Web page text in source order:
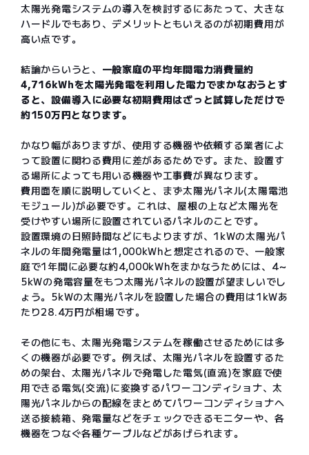
太陽光発電システムの導入を検討するにあたって、大きな
ハードルでもあり、デメリットともいえるのが初期費用が
高い点です。
結論からいうと、 一般家庭の平均年間電力消費量約
4,716kWhを太陽光発電を利用した電力でまかなおうとす
ると、設備導入に必要な初期費用はざっと試算しただけで
約150万円となります。
かなり幅がありますが、使用する機器や依頼する業者によ
って設置に関わる費用に差があるためです。また、設置す
る場所によっても用いる機器や工事費が異なります。
費用面を順に説明していくと、まず太陽光パネル(太陽電池
モジュール)が必要です。これは、屋根の上など太陽光を
受けやすい場所に設置されているパネルのことです。
設置環境の日照時間などにもよりますが、1kWの太陽光パ
ネルの年間発電量は1,000kWhと想定されるので、一般家
庭で1年間に必要な約4,000kWhをまかなうためには、4～
5kWの発電容量をもつ太陽光パネルの設置が望ましいでし
ょう。5kWの太陽光パネルを設置した場合の費用は1kWあ
たり28.4万円が相場です。
その他にも、太陽光発電システムを稼働させるためには多
くの機器が必要です。例えば、太陽光パネルを設置するた
めの架台、太陽光パネルで発電した電気(直流)を家庭で使
用できる電気(交流)に変換するパワーコンディショナ、太
陽光パネルからの配線をまとめてパワーコンディショナへ
送る接続箱、発電量などをチェックできるモニターや、各
機器をつなぐ各種ケーブルなどがあげられます。